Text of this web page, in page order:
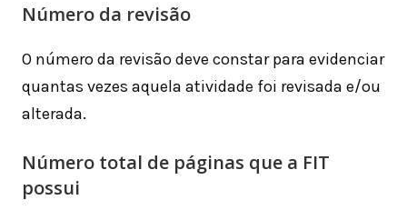
Número da revisão
O número da revisão deve constar para evidenciar
quantas vezes aquela atividade foi revisada e/ou
alterada.
Número total de páginas que a FIT
possui